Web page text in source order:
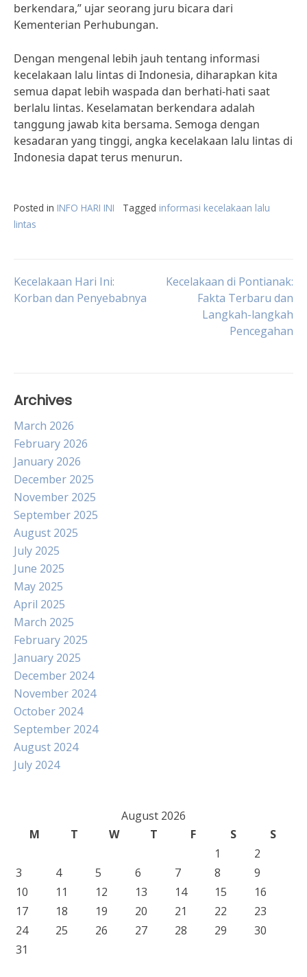
berkendara,” ujar seorang juru bicara dari
Kementerian Perhubungan.
Dengan mengenal lebih jauh tentang informasi
kecelakaan lalu lintas di Indonesia, diharapkan kita
semua dapat lebih waspada dan berhati-hati saat
berlalu lintas. Keselamatan berkendara adalah
tanggung jawab kita bersama. Semoga dengan
kesadaran yang tinggi, angka kecelakaan lalu lintas di
Indonesia dapat terus menurun.
Posted in INFO HARI INI Tagged informasi kecelakaan lalu
lintas
Post
Kecelakaan Hari Ini:
Korban dan Penyebabnya
Kecelakaan di Pontianak:
Fakta Terbaru dan
Langkah-langkah
Pencegahan
Archives
March 2026
February 2026
January 2026
December 2025
November 2025
September 2025
August 2025
July 2025
June 2025
May 2025
April 2025
March 2025
February 2025
January 2025
December 2024
November 2024
October 2024
September 2024
August 2024
July 2024
August 2026
M
T W T F S
S
1
2
3
4 5 6 7 8
9
10
11 12 13 14 15
16
17
18 19 20 21 22
23
24
25 26 27 28 29
30
31